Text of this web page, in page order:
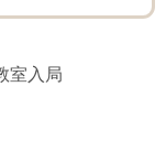
室入局